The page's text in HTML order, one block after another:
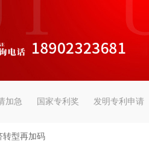
加急 国家专利奖 发明专利申请
转型再加码